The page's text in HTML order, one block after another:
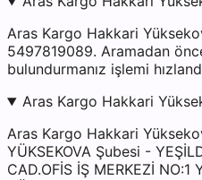
Aras Kargo Hakkari
5497819089. Aramadan
bulundurmanız işlemi
Aras Kargo Hakkari
Aras Kargo Hakkari
YÜKSEKOVA Şubesi -
CAD.OFİS İŞ MERKEZİ NO:1